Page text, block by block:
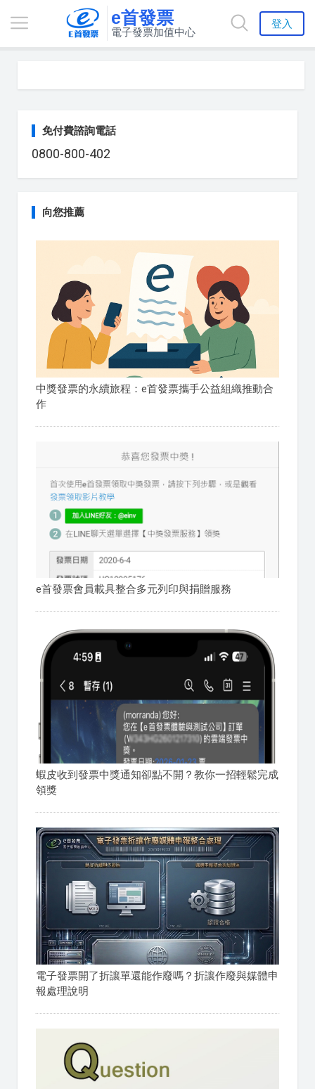
e首發票
電子發票加值中心
登入
免付費諮詢電話
0800-800-402
向您推薦
中獎發票的永續旅程：e首發票攜手公益組織推動合
作
e首發票會員載具整合多元列印與捐贈服務
蝦皮收到發票中獎通知卻點不開？教你一招輕鬆完成
領獎
電子發票開了折讓單還能作廢嗎？折讓作廢與媒體申
報處理說明